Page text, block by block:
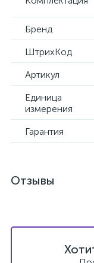
Бренд
ШтрихКод
Артикул
Единица
измерения
Гарантия
Отзывы